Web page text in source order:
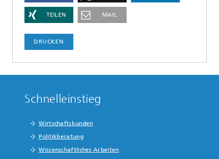
TEILEN MAIL
DRUCKEN
Schnelleinstieg
Wirtschaftskunden
Politikberatung
Wissenschaftliches Arbeiten